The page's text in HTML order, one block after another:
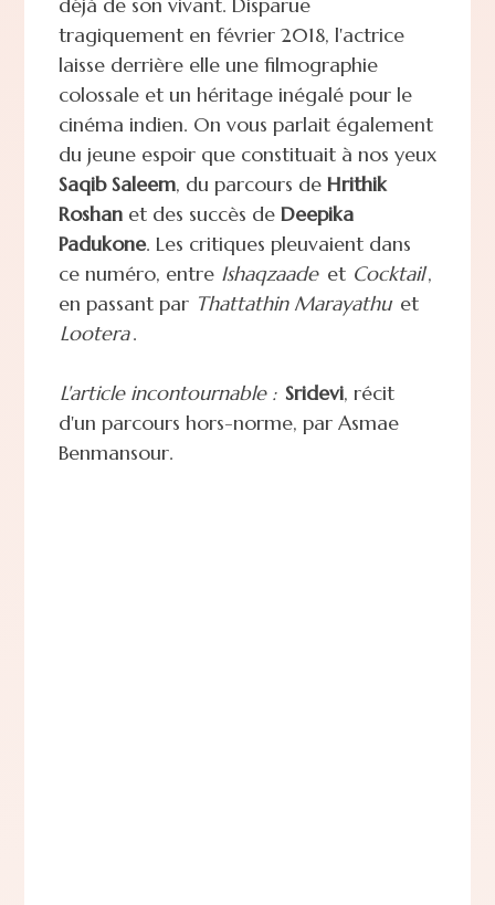
tragiquement en février 2018, l'actrice
laisse derrière elle une filmographie
colossale et un héritage inégalé pour le
cinéma indien. On vous parlait également
du jeune espoir que constituait à nos yeux
Saqib Saleem, du parcours de Hrithik
Roshanet des succès de Deepika
Padukone. Les critiques pleuvaient dans
ce numéro, entre Ishaqzaade et Cocktail,
en passant par Thattathin Marayathu et
Lootera.
L'article incontournable : Sridevi, récit
d'un parcours hors-norme, par Asmae
Benmansour.